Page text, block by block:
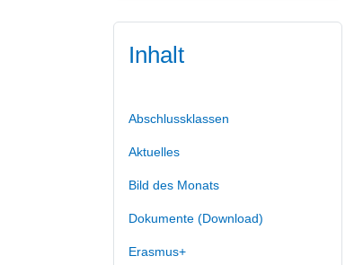
Inhalt
Abschlussklassen
Aktuelles
Bild des Monats
Dokumente (Download)
Erasmus+